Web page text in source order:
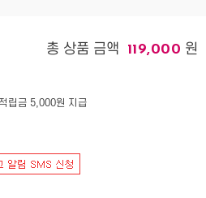
총 상품 금액 119,000 원
립금 5,000원 지급